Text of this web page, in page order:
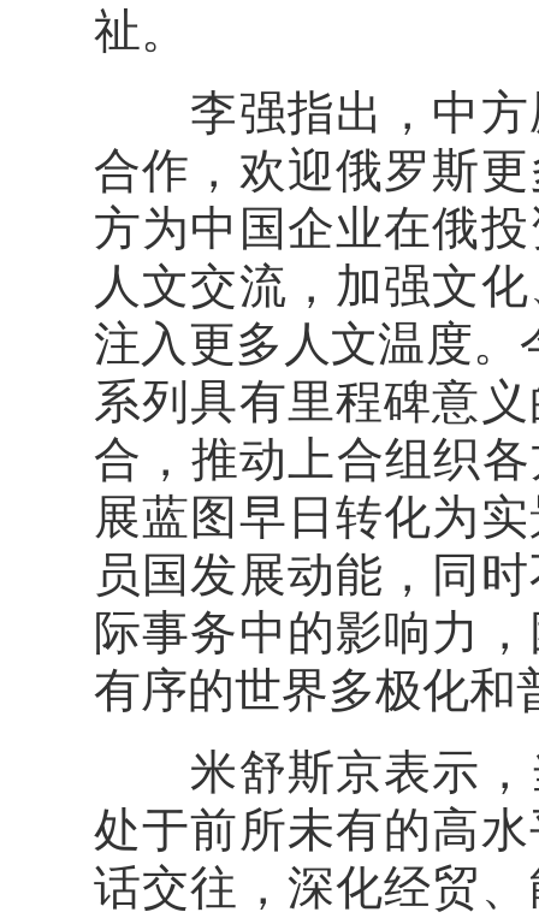
祉。
李强指出，中方
合作，欢迎俄罗斯
方为中国企业在俄
人文交流，加强文
注入更多人文温度
系列具有里程碑意
合，推动上合组织
展蓝图早日转化为
员国发展动能，同
际事务中的影响力
有序的世界多极化和
米舒斯京表示，
处于前所未有的高
话交往，深化经贸